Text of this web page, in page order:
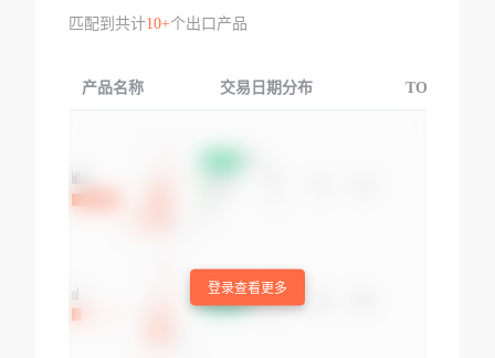
匹配到共计10+个出口产品
产品名称 交易日期分布 TOP3交易国
登录查看更多